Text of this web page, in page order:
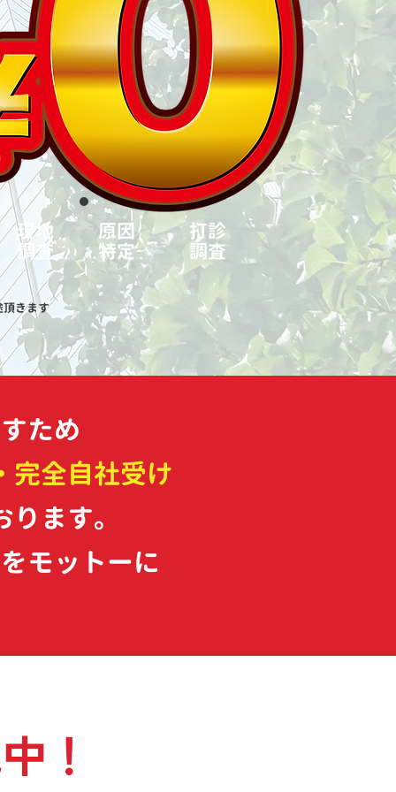
​現地
調査
​原因
特定
​打診
調査
きます
ため
完全自社受け
ます。
をモットーに
！